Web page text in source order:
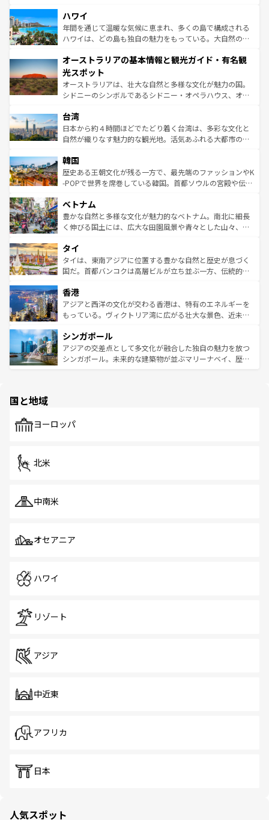
着のスイス情報は
のような巨大都市は、観光、ショッピング、エンターテイ
ンメントが詰まった刺激的なスポットだ。一方、アメリカ
西部には大自然が広がり、グランドキャニオンやイエロー
部のニューオーリンズでは、音楽と美食が融合した独特の
文化が魅力。旅行者はアメリカの各地域で異なる魅力を楽
しみながら、その多様性と豊かな歴史を感じることができ
るだろう。車でのロードトリップや列車の旅も、アメリカ
情報は
ハワイ
年間を通じて温暖な気候に恵まれ、多くの島で構成される
ハワイは、どの島も独自の魅力をもっている。大自然の神
ワイ島は見逃せない。また、定番の観光地といえばオアフ
島だが、静かな自然を求めるならマウイ島やカウアイ島が
おすすめ。エメラルドグリーンに輝く海をはじめ、豊かな
文化や歴史が息づいている。「アロハスピリット」と呼ば
人々、おいしいローカルフードやハワイアンミュージッ
ク、伝統的なフラダンスなど、すべてがハワイの魅力を彩
っている。訪れるたびに新しい発見と感動が待っているハ
はコンテンツ一覧
オーストラリアの基本情報と観光ガイド・有名観
光スポット
オーストラリアは、壮大な自然と多様な文化が魅力の国。
シドニーのシンボルであるシドニー・オペラハウス、オー
リアリーフや大陸中央部にそびえるウルル（エアーズロッ
ク）、タスマニアの美しい原生林やケアンズの熱帯雨林な
ど、見どころがたくさん。また、カフェやワイン、オージ
いる。アクティビティも充実しており、サーフィンやダイ
ビング、ハイキングなど、アウトドア好きにはたまらな
い。オーストラリアの多彩な魅力を存分に味わいつくそ
参照してほしい。
台湾
日本から約４時間ほどでたどり着く台湾は、多彩な文化と
自然が織りなす魅力的な観光地。活気あふれる大都市の台
ン）、静ひつな山岳地帯である台湾東部など、都市の喧騒
と山間の静けさが共存しており、訪れる人に新しい発見と
驚きをもたらしてくれる。また、奥深い台湾の食文化も魅
容にもいいと評判のスイーツなど、バラエティ豊かな料理
が味わえる。 なお、新着の台湾情報は コンテンツ一覧を参
照してほしい。
韓国
歴史ある王朝文化が残る一方で、最先端のファッションやK
-POPで世界を席巻している韓国。首都ソウルの宮殿や伝統
き、地方に足を延ばせば四季折々の自然美を楽しむことが
できる。そして、キムチや焼肉、絶品のストリートフード
まで、さまざまな韓国料理が待っている。夜には、韓国な
リティに包まれながら、韓国の多彩な魅力を心ゆくまで味
わってみてほしい。 なお、新着の韓国情報はコンテンツ一
覧を参照してほしい。
ベトナム
豊かな自然と多様な文化が魅力的なベトナム。南北に細長
く伸びる国土には、広大な田園風景や青々とした山々、世
急速な発展と共に伝統が息づく。ハノイの古い町並みやホ
ーチミン市のフランス統治時代の建物も、独特の雰囲気を
醸し出している。また、バラエティの豊かさとおいしさで
とつ。フォーやバインミー、ベトナムコーヒーなどは、ぜ
ひ現地で味わいたい。どの地域を訪れてもあたたかい人々
が旅行者を迎えてくれるので、きっと忘れられない旅にな
参照してほしい。
タイ
タイは、東南アジアに位置する豊かな自然と歴史が息づく
国だ。首都バンコクは高層ビルが立ち並ぶ一方、伝統的な
の活気が交差している。北部ではチェンマイなどの山岳地
帯で自然と触れ合い、南部ではプーケットやクラビの美し
いビーチでリゾート気分を楽しむことができる。タイ料理
激する。気候は一年中温暖で、どの季節にも異なる楽しみ
が待っている。親しみやすいタイの人々、仏教を中心とし
た文化、そして多様な観光資源が、訪れる旅人を魅了し続
香港
アジアと西洋の文化が交わる香港は、特有のエネルギーを
もっている。ヴィクトリア湾に広がる壮大な景色、近未来
み、どこを訪れても感動するはず。観光スポットが密集し
ており、効率よく見どころを回れるのも魅力。息をのむよ
うな絶景から文化的な体験まで、香港を存分に楽しみ尽く
シンガポール
アジアの交差点として多文化が融合した独自の魅力を放つ
シンガポール。未来的な建築物が並ぶマリーナベイ、歴史
で、ホーカーズは地元の風情を楽しめる外せないスポット
国と地域
ヨーロッパ
北米
中南米
オセアニア
ハワイ
リゾート
アジア
中近東
アフリカ
日本
人気スポット